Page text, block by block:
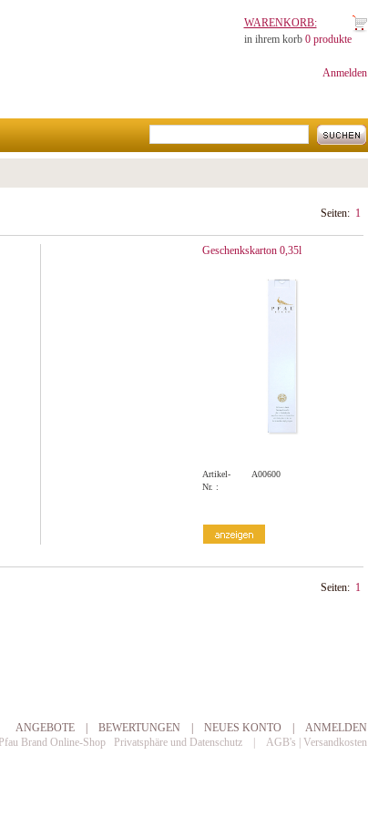
WARENKORB:
in ihrem korb 0 produkte
Anmelden
Seiten: 1
Geschenkskarton 0,35l
Artikel-
Nr. :
A00600
Seiten: 1
ANGEBOTE BEWERTUNGEN NEUES KONTO| ANMELDEN
Pfau Brand Online-Shop Privatsphäre und Datenschutz| AGB's | Versandkosten